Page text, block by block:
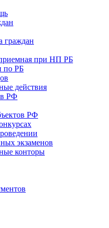
граждан
при НП РБ
по РБ
действия
РФ
РФ
экзаменов
конторы